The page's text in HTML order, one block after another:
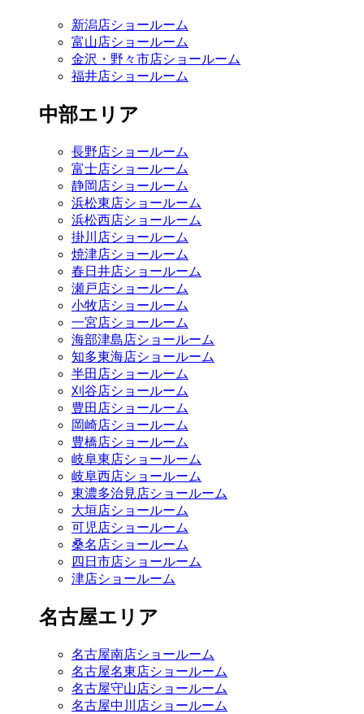
新潟店ショールーム
富山店ショールーム
金沢・野々市店ショールーム
福井店ショールーム
中部エリア
長野店ショールーム
富士店ショールーム
静岡店ショールーム
浜松東店ショールーム
浜松西店ショールーム
掛川店ショールーム
焼津店ショールーム
春日井店ショールーム
瀬戸店ショールーム
小牧店ショールーム
一宮店ショールーム
海部津島店ショールーム
知多東海店ショールーム
半田店ショールーム
刈谷店ショールーム
豊田店ショールーム
岡崎店ショールーム
豊橋店ショールーム
岐阜東店ショールーム
岐阜西店ショールーム
東濃多治見店ショールーム
大垣店ショールーム
可児店ショールーム
桑名店ショールーム
四日市店ショールーム
津店ショールーム
名古屋エリア
名古屋南店ショールーム
名古屋名東店ショールーム
名古屋守山店ショールーム
名古屋中川店ショールーム